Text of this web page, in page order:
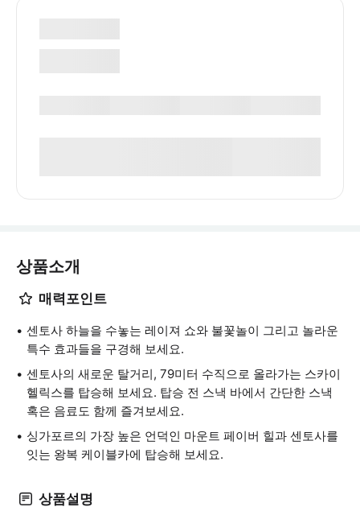
상품소개
매력포인트
센토사 하늘을 수놓는 레이져 쇼와 불꽃놀이 그리고 놀라운
특수 효과들을 구경해 보세요.
센토사의 새로운 탈거리, 79미터 수직으로 올라가는 스카이
헬릭스를 탑승해 보세요. 탑승 전 스낵 바에서 간단한 스낵
혹은 음료도 함께 즐겨보세요.
싱가포르의 가장 높은 언덕인 마운트 페이버 힐과 센토사를
잇는 왕복 케이블카에 탑승해 보세요.
상품설명